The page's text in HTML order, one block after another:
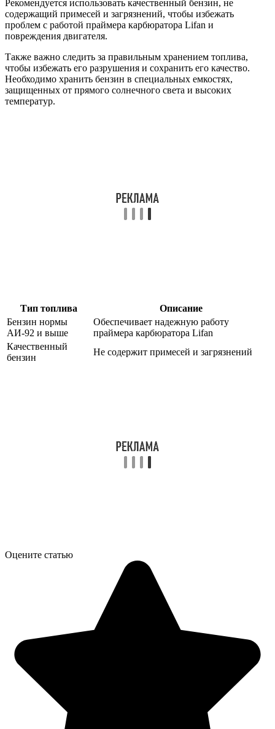
Рекомендуется использовать качественный бензин, не
содержащий примесей и загрязнений, чтобы избежать
проблем с работой праймера карбюратора Lifan и
повреждения двигателя.
Также важно следить за правильным хранением топлива,
чтобы избежать его разрушения и сохранить его качество.
Необходимо хранить бензин в специальных емкостях,
защищенных от прямого солнечного света и высоких
температур.
Тип топлива
Описание
Бензин нормы
АИ-92 и выше
Обеспечивает надежную работу
праймера карбюратора Lifan
Качественный
бензин
Не содержит примесей и загрязнений
Оцените статью